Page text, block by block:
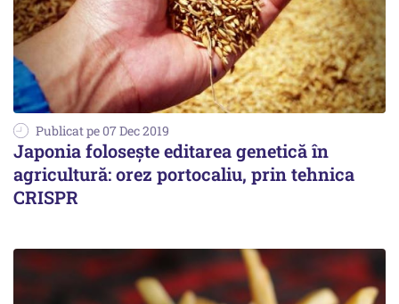
Publicat pe 07 Dec 2019
Japonia folosește editarea genetică în
agricultură: orez portocaliu, prin tehnica
CRISPR